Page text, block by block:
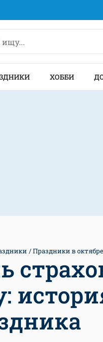
ХОББИ
Праздники в октябре